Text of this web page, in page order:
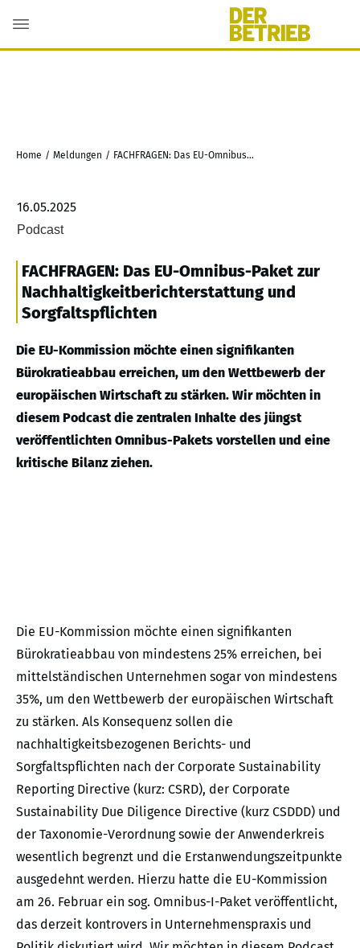
Home / Meldungen / FACHFRAGEN: Das EU-Omnibus-Paket zur Nachhaltigkeitberichterstattung und Sorgfaltspflichten
16.05.2025
Podcast
FACHFRAGEN: Das EU-Omnibus-Paket zur
Nachhaltigkeitberichterstattung und
Sorgfaltspflichten
Die EU-Kommission möchte einen signifikanten
Bürokratieabbau erreichen, um den Wettbewerb der
europäischen Wirtschaft zu stärken. Wir möchten in
diesem Podcast die zentralen Inhalte des jüngst
veröffentlichten Omnibus-Pakets vorstellen und eine
kritische Bilanz ziehen.
Die EU-Kommission möchte einen signifikanten
Bürokratieabbau von mindestens 25% erreichen, bei
mittelständischen Unternehmen sogar von mindestens
35%, um den Wettbewerb der europäischen Wirtschaft
zu stärken. Als Konsequenz sollen die
nachhaltigkeitsbezogenen Berichts- und
Sorgfaltspflichten nach der Corporate Sustainability
Reporting Directive (kurz: CSRD), der Corporate
Sustainability Due Diligence Directive (kurz CSDDD) und
der Taxonomie-Verordnung sowie der Anwenderkreis
wesentlich begrenzt und die Erstanwendungszeitpunkte
ausgedehnt werden. Hierzu hatte die EU-Kommission
am 26. Februar ein sog. Omnibus-I-Paket veröffentlicht,
das derzeit kontrovers in Unternehmenspraxis und